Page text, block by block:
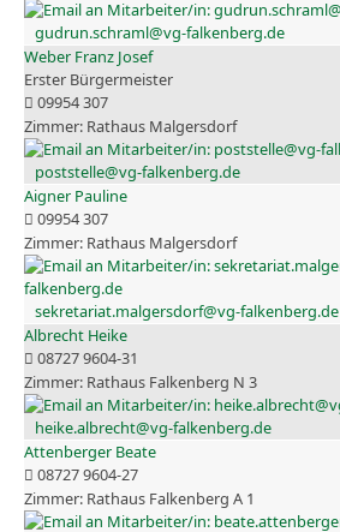
gudrun.schraml@vg-falkenberg.de
Weber Franz Josef
Erster Bürgermeister
09954 307
Rathaus Malgersdorf
poststelle@vg-falkenberg.de
Aigner Pauline
09954 307
Rathaus Malgersdorf
sekretariat.malgersdorf@vg-falkenberg.de
Albrecht Heike
08727 9604-31
Rathaus Falkenberg N 3
heike.albrecht@vg-falkenberg.de
Attenberger Beate
08727 9604-27
Rathaus Falkenberg A 1